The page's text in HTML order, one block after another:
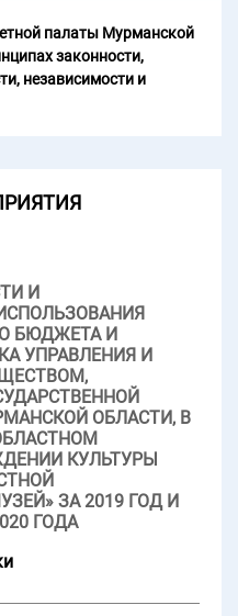
палаты Мурманской
законности,
независимости и
И
БЮДЖЕТА И
УПРАВЛЕНИЯ И
ОБЛАСТИ, В
КУЛЬТУРЫ
ЗА 2019 ГОД И
ГОДА